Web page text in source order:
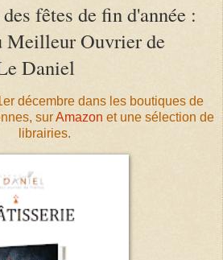
fêtes de fin d'année :
Meilleur Ouvrier de
Daniel
décembre dans les boutiques de
surAmazon et une sélection de
librairies.